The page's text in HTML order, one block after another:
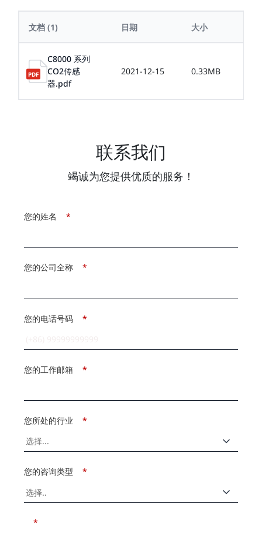
文档 (1) 日期 大小
C8000 系列
CO2传感
器.pdf
2021-12-15 0.33MB
联系我们
竭诚为您提供优质的服务！
*
您的姓名
*
您的公司全称
*
您的电话号码
*
您的工作邮箱
*
您所处的行业
*
您的咨询类型
*